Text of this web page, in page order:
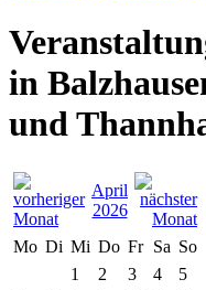
in
und
April
2026
Mo Di Mi Do Fr Sa So
1
2 3 4
5